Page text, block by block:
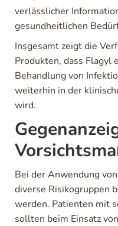
verlässlicher
gesundheitlichen
Insgesamt zeigt die
Produkten, dass Flagyl
Behandlung von
weiterhin in der
wird.
Bei der Anwendung
diverse Risikogruppen
werden. Patienten mit
sollten beim Einsatz